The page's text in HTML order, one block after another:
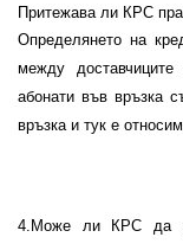
Притежава ли КРС
Определянето на
между
абонати във връзка
връзка и тук е
4 .Може ли КРС да